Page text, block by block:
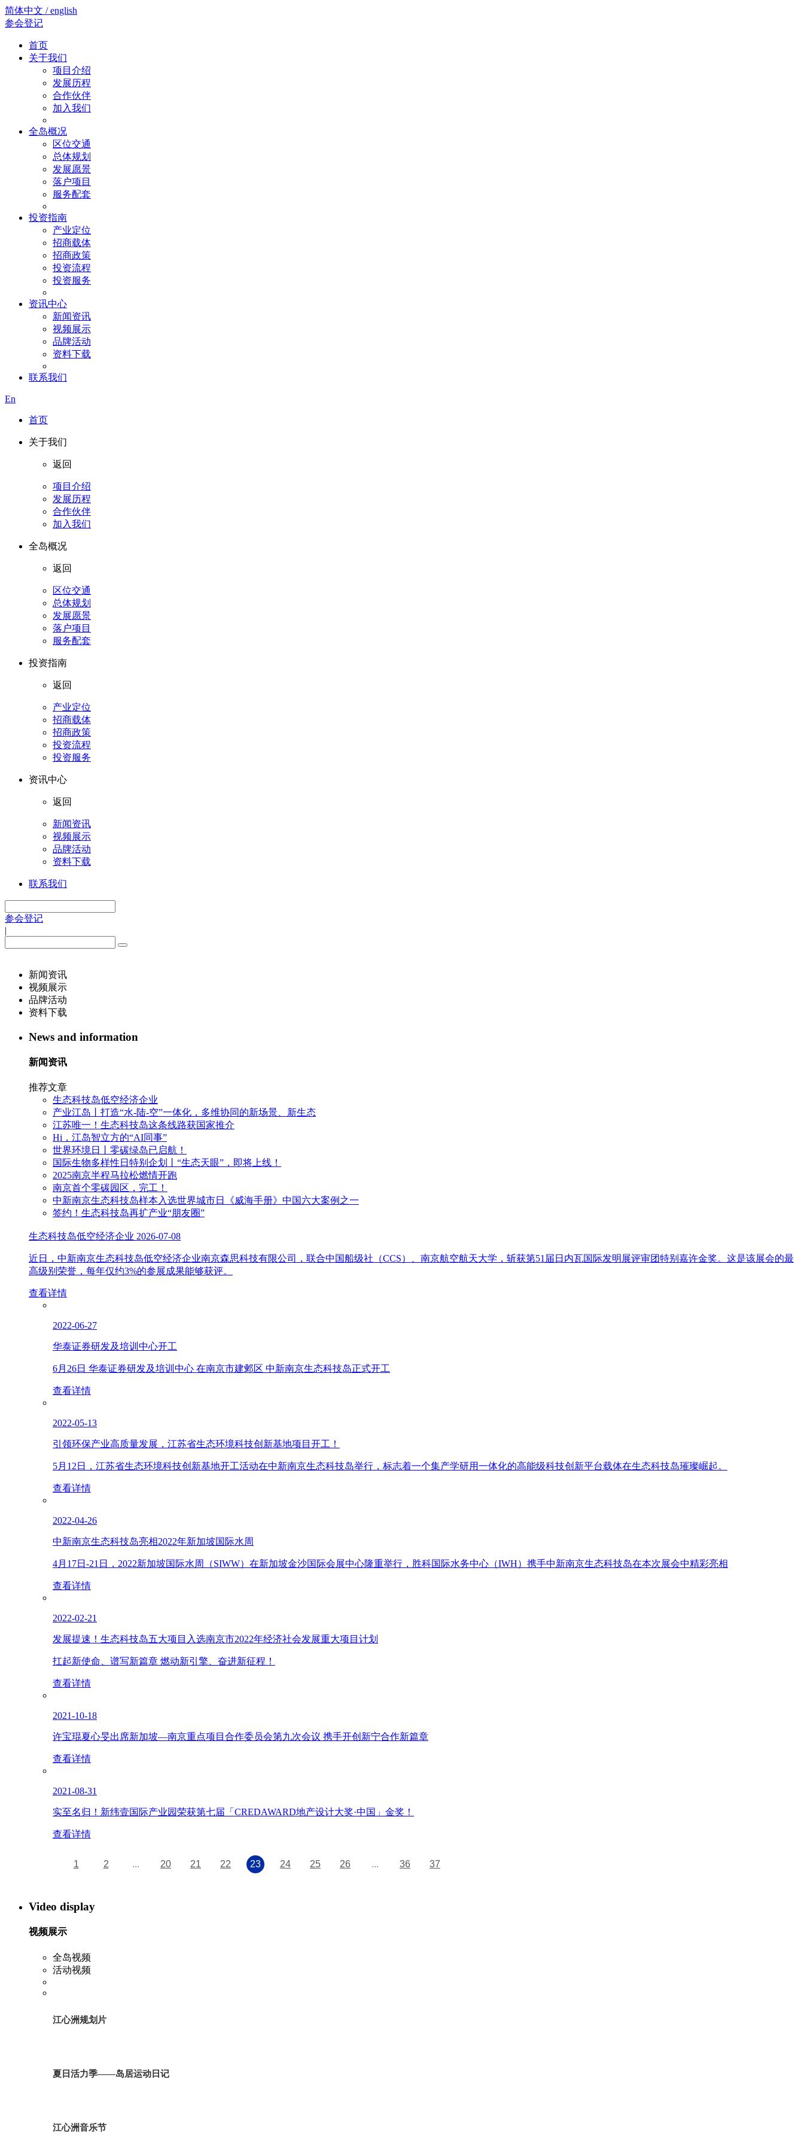
简体中文 / english
参会登记
首页
关于我们
项目介绍
发展历程
合作伙伴
加入我们
全岛概况
区位交通
总体规划
发展愿景
落户项目
服务配套
投资指南
产业定位
招商载体
招商政策
投资流程
投资服务
资讯中心
新闻资讯
视频展示
品牌活动
资料下载
联系我们
En
首页
关于我们
返回
项目介绍
发展历程
合作伙伴
加入我们
全岛概况
返回
区位交通
总体规划
发展愿景
落户项目
服务配套
投资指南
返回
产业定位
招商载体
招商政策
投资流程
投资服务
资讯中心
返回
新闻资讯
视频展示
品牌活动
资料下载
联系我们
参会登记
|
新闻资讯
视频展示
品牌活动
资料下载
News and information
新闻资讯
推荐文章
生态科技岛低空经济企业
产业江岛丨打造“水-陆-空”一体化，多维协同的新场景、新生态
江苏唯一！生态科技岛这条线路获国家推介
Hi，江岛智立方的“AI同事”
世界环境日丨零碳绿岛已启航！
国际生物多样性日特别企划丨“生态天眼”，即将上线！
2025南京半程马拉松燃情开跑
南京首个零碳园区，完工！
中新南京生态科技岛样本入选世界城市日《威海手册》中国六大案例之一
签约！生态科技岛再扩产业“朋友圈”
生态科技岛低空经济企业 2026-07-08
近日，中新南京生态科技岛低空经济企业南京森思科技有限公司，联合中国船级社（CCS）、南京航空航天大学，斩获第51届日内瓦国际发明展评审团特别嘉许金奖。这是该展会的最
高级别荣誉，每年仅约3%的参展成果能够获评。
查看详情
2022-06-27
华泰证券研发及培训中心开工
6月26日 华泰证券研发及培训中心 在南京市建邺区 中新南京生态科技岛正式开工
查看详情
2022-05-13
引领环保产业高质量发展，江苏省生态环境科技创新基地项目开工！
5月12日，江苏省生态环境科技创新基地开工活动在中新南京生态科技岛举行，标志着一个集产学研用一体化的高能级科技创新平台载体在生态科技岛璀璨崛起。
查看详情
2022-04-26
中新南京生态科技岛亮相2022年新加坡国际水周
4月17日-21日，2022新加坡国际水周（SIWW）在新加坡金沙国际会展中心隆重举行，胜科国际水务中心（IWH）携手中新南京生态科技岛在本次展会中精彩亮相
查看详情
2022-02-21
发展提速！生态科技岛五大项目入选南京市2022年经济社会发展重大项目计划
扛起新使命、谱写新篇章 燃动新引擎、奋进新征程！
查看详情
2021-10-18
许宝琨夏心旻出席新加坡—南京重点项目合作委员会第九次会议 携手开创新宁合作新篇章
查看详情
2021-08-31
实至名归！新纬壹国际产业园荣获第七届「CREDAWARD地产设计大奖·中国」金奖！
查看详情
1 2 ... 20 21 22 23 24 25 26 ... 36 37
Video display
视频展示
全岛视频
活动视频
江心洲规划片
夏日活力季——岛居运动日记
江心洲音乐节